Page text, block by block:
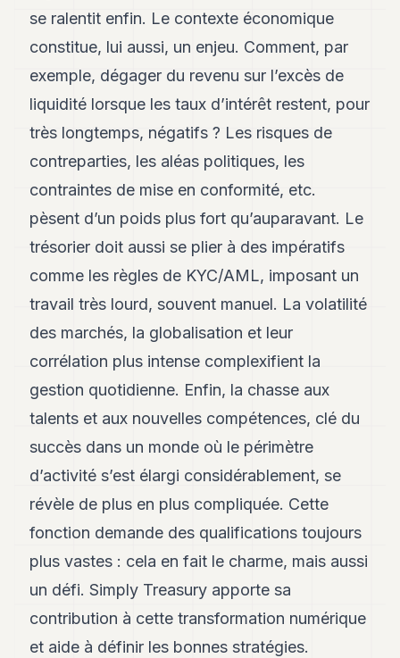
IMMOBILIER
PRIVATE
EQUITY
SPORT
JURIDIQUE
ENTREPRISES
ASSOCIATIONS
CONTACT
S'ABONNER
FR
se ralentit enfin. Le contexte économique
constitue, lui aussi, un enjeu. Comment, par
exemple, dégager du revenu sur l’excès de
liquidité lorsque les taux d’intérêt restent, pour
très longtemps, négatifs ? Les risques de
contreparties, les aléas politiques, les
contraintes de mise en conformité, etc.
pèsent d’un poids plus fort qu’auparavant. Le
trésorier doit aussi se plier à des impératifs
comme les règles de KYC/AML, imposant un
travail très lourd, souvent manuel. La volatilité
des marchés, la globalisation et leur
corrélation plus intense complexifient la
gestion quotidienne. Enfin, la chasse aux
talents et aux nouvelles compétences, clé du
succès dans un monde où le périmètre
d’activité s’est élargi considérablement, se
révèle de plus en plus compliquée. Cette
fonction demande des qualifications toujours
plus vastes : cela en fait le charme, mais aussi
un défi. Simply Treasury apporte sa
contribution à cette transformation numérique
et aide à définir les bonnes stratégies.